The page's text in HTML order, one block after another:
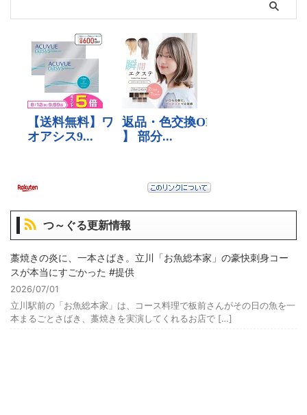
つ～ぐる更新情報
藁焼きの炎に、一本さばき。立川「お魚総本家」の豪快刺身コー
スが本当にすごかった #提供
2026/07/01
立川駅前の「お魚総本家」は、コース料理で板前さんがその日の魚を一
本まるごとさばき、藁焼きを実演してくれるお店で […]